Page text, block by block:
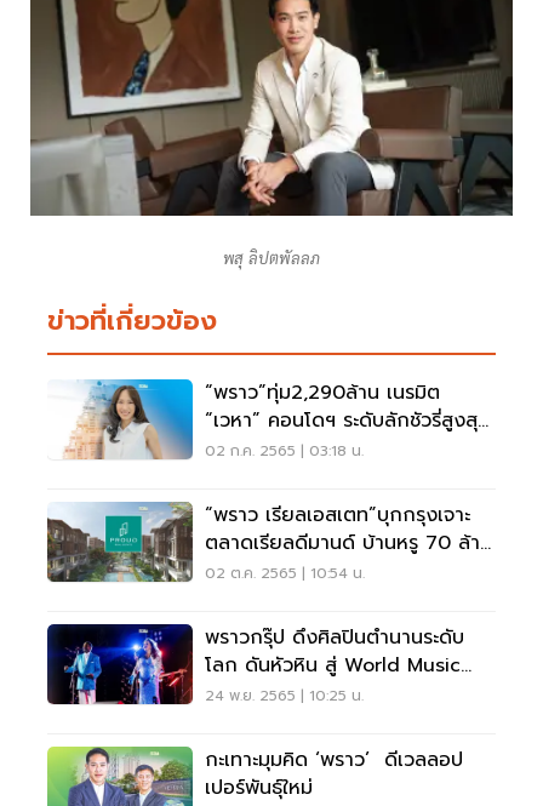
พสุ ลิปตพัลลภ
ข่าวที่เกี่ยวข้อง
“พราว”ทุ่ม2,290ล้าน เนรมิต
“เวหา” คอนโดฯ ระดับลักชัวรี่สูงสุด
ในหัวหิน
02 ก.ค. 2565 | 03:18 น.
“พราว เรียลเอสเตท”บุกกรุงเจาะ
ตลาดเรียลดีมานด์ บ้านหรู 70 ล้าน
ซอยอารีย์3
02 ต.ค. 2565 | 10:54 น.
พราวกรุ๊ป ดึงศิลปินตำนานระดับ
โลก ดันหัวหิน สู่ World Music
Destination
24 พ.ย. 2565 | 10:25 น.
กะเทาะมุมคิด ‘พราว’ ดีเวลลอป
เปอร์พันธุ์ใหม่